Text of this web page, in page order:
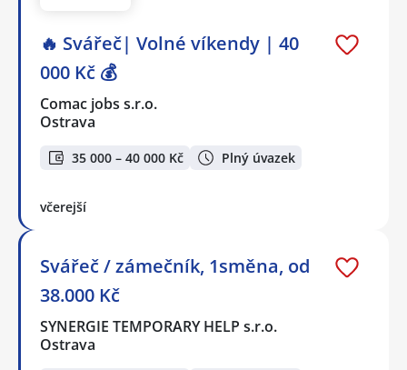
🔥 Svářeč| Volné víkendy | 40
000 Kč 💰
Comac jobs s.r.o.
Ostrava
35 000 – 40 000 Kč Plný úvazek
včerejší
Svářeč / zámečník, 1směna, od
38.000 Kč
SYNERGIE TEMPORARY HELP s.r.o.
Ostrava